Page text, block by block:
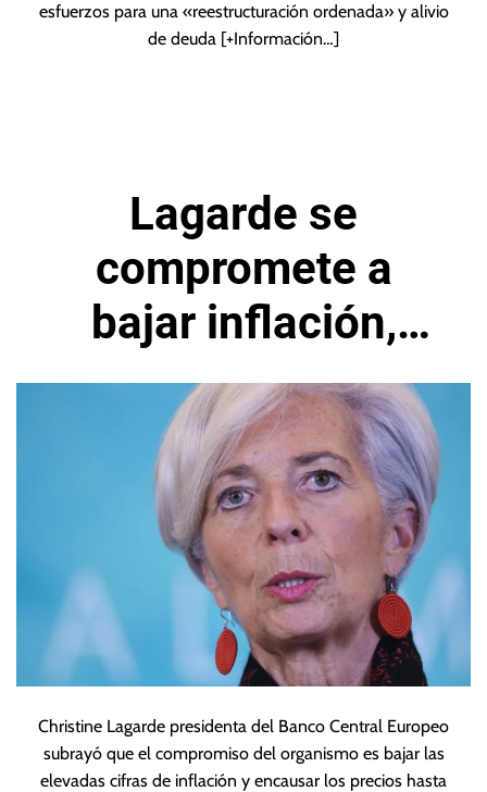
esfuerzos para una «reestructuración ordenada» y alivio
de deuda [+Información…]
Lagarde se
compromete a
bajar inflación,
tasas no bajarán
precios de la
energía
Christine Lagarde presidenta del Banco Central Europeo
subrayó que el compromiso del organismo es bajar las
elevadas cifras de inflación y encausar los precios hasta